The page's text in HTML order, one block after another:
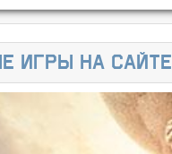
игры на сайте